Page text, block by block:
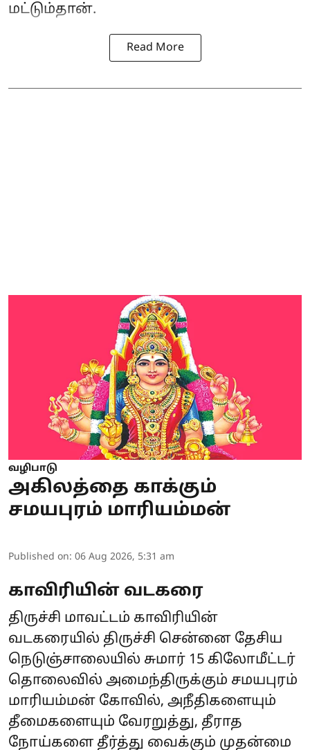
மட்டும்தான்.
Read More
வழிபாடு
அகிலத்தை காக்கும்
சமயபுரம் மாரியம்மன்
Published on: 06 Aug 2026, 5:31 am
காவிரியின் வடகரை
திருச்சி மாவட்டம் காவிரியின்
வடகரையில் திருச்சி சென்னை தேசிய
நெடுஞ்சாலையில் சுமார் 15 கிலோமீட்டர்
தொலைவில் அமைந்திருக்கும் சமயபுரம்
மாரியம்மன் கோவில், அநீதிகளையும்
தீமைகளையும் வேரறுத்து, தீராத
நோய்களை தீர்த்து வைக்கும் முதன்மை